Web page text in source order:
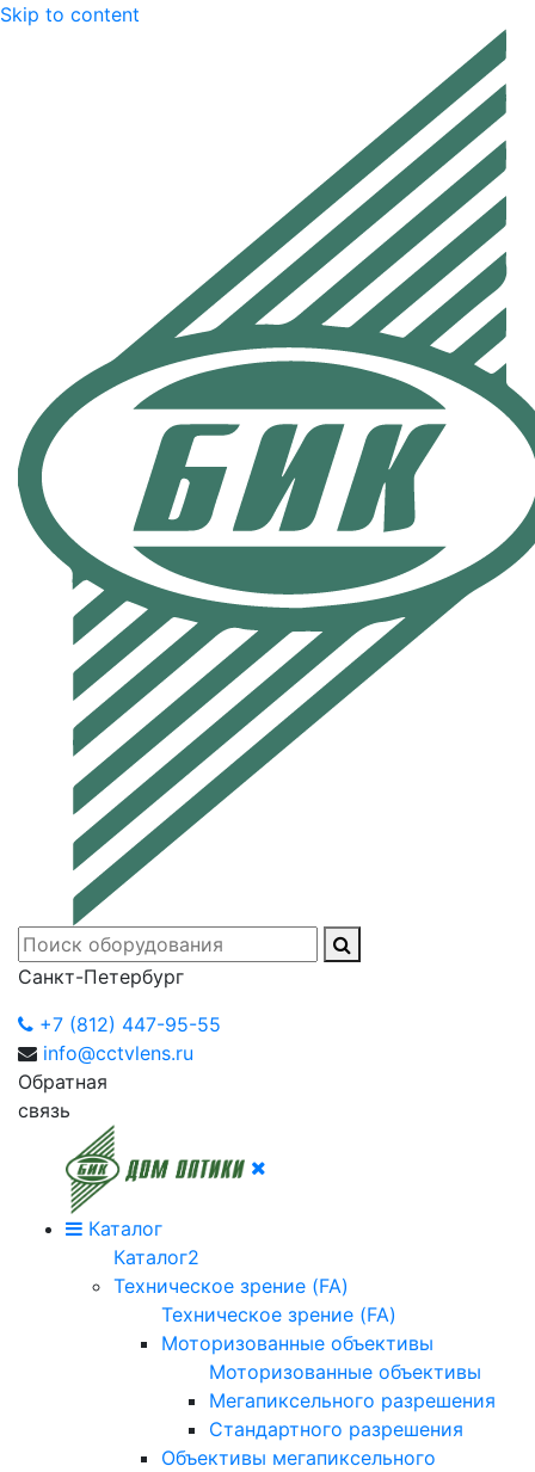
Skip to content
Санкт-Петербург
+7 (812) 447-95-55
info@cctvlens.ru
Обратная
связь
Каталог
Каталог2
Техническое зрение (FA)
Техническое зрение (FA)
Моторизованные объективы
Моторизованные объективы
Мегапиксельного разрешения
Стандартного разрешения
Объективы мегапиксельного